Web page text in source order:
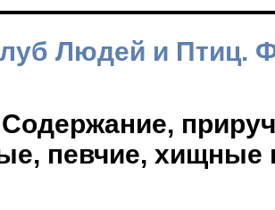
Людей и Птиц.
певчие, хищные